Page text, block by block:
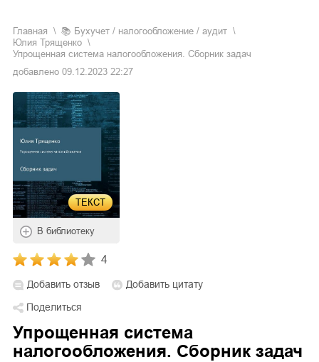
Главная 📚
бухучет / налогообложение / аудит
Юлия Трященко
Упрощенная система налогообложения. Сборник задач
добавлено 09.12.2023 22:27
ТЕКСТ
В библиотеку
4
Добавить отзыв
Добавить цитату
Поделиться
Упрощенная система
налогообложения. Сборник задач